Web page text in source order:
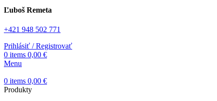
Ľuboš Remeta
+421 948 502 771
Prihlásiť / Registrovať
0 items 0,00 €
Menu
0 items 0,00 €
Produkty